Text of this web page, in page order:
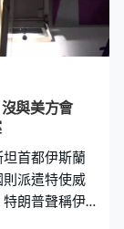
與美方會
坦首都伊斯蘭
派遣特使威
朗普聲稱伊